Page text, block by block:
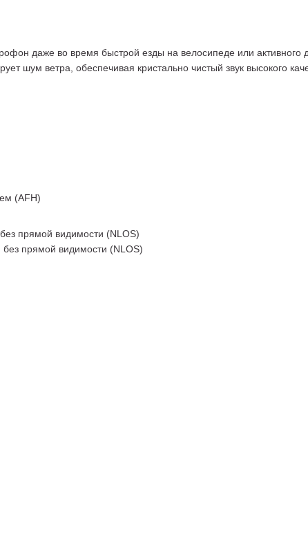
даже во время быстрой езды на велосипеде или
шум ветра, обеспечивая кристально чистый звук высокого
(AFH)
прямой видимости (NLOS)
прямой видимости (NLOS)